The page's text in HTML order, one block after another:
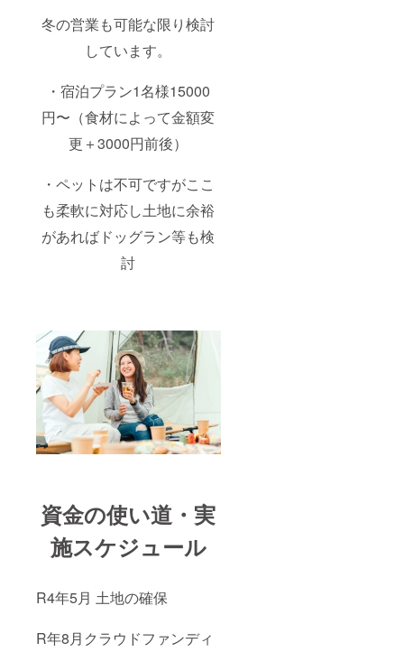
冬の営業も可能な限り検討
しています。
・宿泊プラン1名様15000
円〜（食材によって金額変
更＋3000円前後）
・ペットは不可ですがここ
も柔軟に対応し土地に余裕
があればドッグラン等も検
討
資金の使い道・実
施スケジュール
R4年5月 土地の確保
R年8月クラウドファンディ